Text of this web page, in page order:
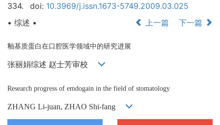
334.
doi: 10.3969/j.issn.1673-5749.2009.03.025
• 综述 •
上一篇 下一篇
釉基质蛋白在口腔医学领域中的研究进展
张丽娟综述 赵士芳审校
Research progress of emdogain in the field of stomatology
ZHANG Li-juan, ZHAO Shi-fang